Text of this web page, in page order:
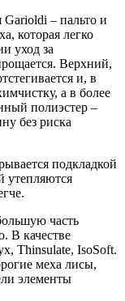
– пальто и
которая легко
уход за
Верхний,
и, в
а в более
полиэстер –
без риска
подкладкой
утепляются
часть
В качестве
Thinsulate, IsoSoft.
меха лисы,
элементы